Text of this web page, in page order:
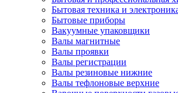
Бытовая техника и
Бытовые приборы
Вакуумные упаковщики
Валы магнитные
Валы проявки
Валы регистрации
Валы резиновые нижние
Валы тефлоновые верхние